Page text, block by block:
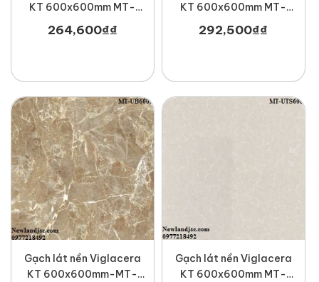
KT 600x600mm MT-
TS3-602
264,600₫₫
KT 600x600mm MT-
ECO-603
292,500₫₫
Gạch lát nền Viglacera
KT 600x600mm-MT-
Gạch lát nền Viglacera
KT 600x600mm MT-